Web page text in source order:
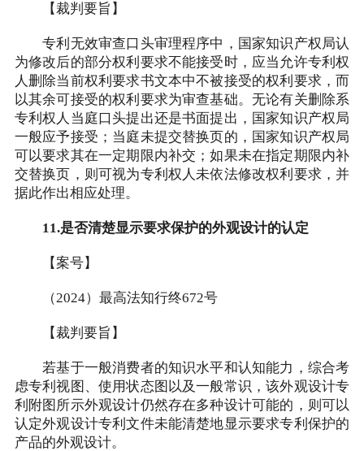
【裁判要旨】
专利无效审查口头审理程序中，国家知识产权局认
为修改后的部分权利要求不能接受时，应当允许专利权
人删除当前权利要求书文本中不被接受的权利要求，而
以其余可接受的权利要求为审查基础。无论有关删除系
专利权人当庭口头提出还是书面提出，国家知识产权局
一般应予接受；当庭未提交替换页的，国家知识产权局
可以要求其在一定期限内补交；如果未在指定期限内补
交替换页，则可视为专利权人未依法修改权利要求，并
据此作出相应处理。
11.是否清楚显示要求保护的外观设计的认定
【案号】
（2024）最高法知行终672号
【裁判要旨】
若基于一般消费者的知识水平和认知能力，综合考
虑专利视图、使用状态图以及一般常识，该外观设计专
利附图所示外观设计仍然存在多种设计可能的，则可以
认定外观设计专利文件未能清楚地显示要求专利保护的
产品的外观设计。